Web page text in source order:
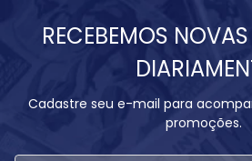
RECEBEMOS
Cadastre seu e-mail para
promoções.